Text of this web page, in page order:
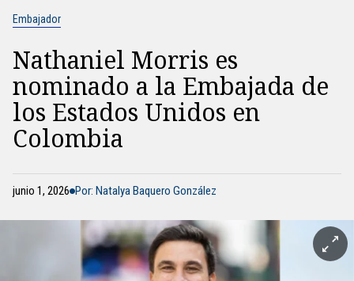
Embajador
Nathaniel Morris es
nominado a la Embajada de
los Estados Unidos en
Colombia
junio 1, 2026 Por: Natalya Baquero González